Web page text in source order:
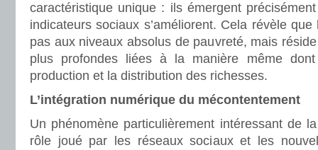
caractéristique unique : ils émergent
indicateurs sociaux s’améliorent. Cela révèle
pas aux niveaux absolus de pauvreté, mais
plus profondes liées à la manière même
production et la distribution des richesses.
L’intégration numérique du mécontentement
Un phénomène particulièrement intéressant de
rôle joué par les réseaux sociaux et les